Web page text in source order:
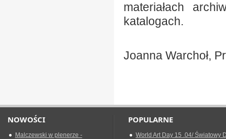
materiałach
katalogach.
Joanna Warchoł,
NOWOŚCI
Malczewski w plenerze -
POPULARNE
World Art Day 15 .04/ Światowy